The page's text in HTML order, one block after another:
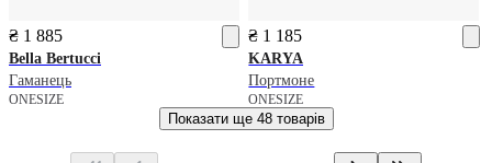
₴ 1 885
Bella Bertucci
Гаманець
ONESIZE
₴ 1 185
KARYA
Портмоне
ONESIZE
Показати ще 48 товарів